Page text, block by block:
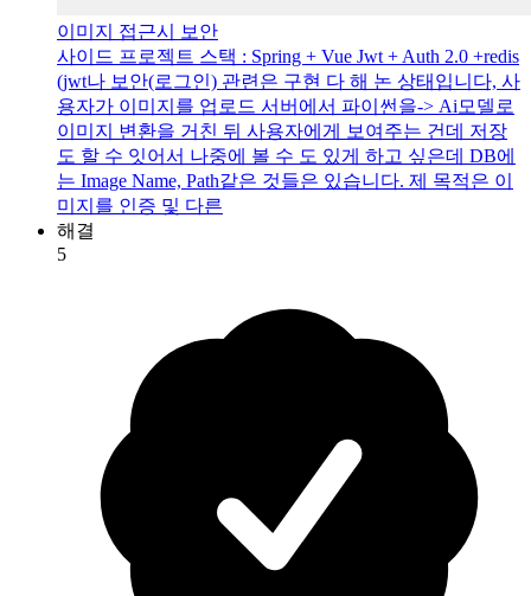
이미지 접근시 보안
사이드 프로젝트 스택 : Spring + Vue Jwt + Auth 2.0 +redis
(jwt나 보안(로그인) 관련은 구현 다 해 논 상태입니다, 사
용자가 이미지를 업로드 서버에서 파이썬을-> Ai모델로
이미지 변환을 거친 뒤 사용자에게 보여주는 건데 저장
도 할 수 잇어서 나중에 볼 수 도 있게 하고 싶은데 DB에
는 Image Name, Path같은 것들은 있습니다. 제 목적은 이
미지를 인증 및 다른
해결
5